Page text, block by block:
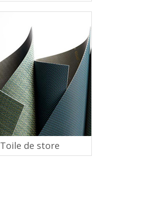
Toile de store